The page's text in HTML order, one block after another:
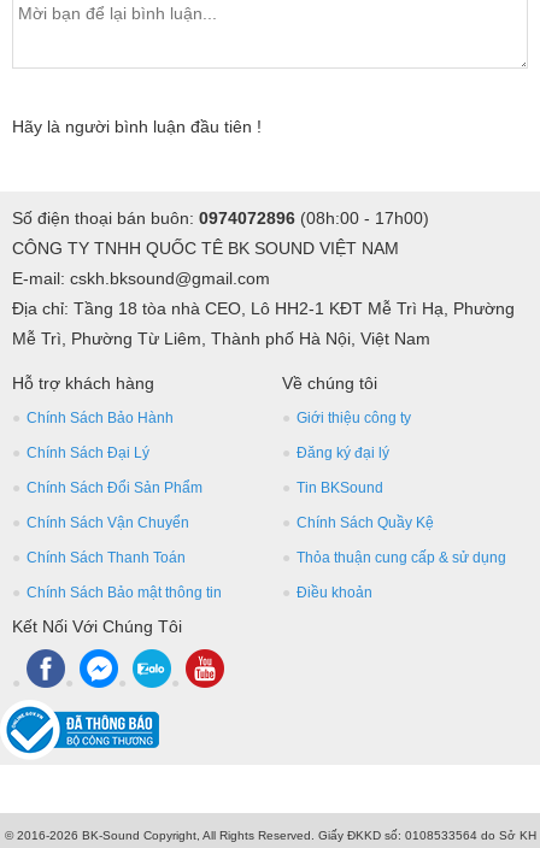
Hãy là người bình luận đầu tiên !
Số điện thoại bán buôn: 0974072896 (08h:00 - 17h00)
CÔNG TY TNHH QUỐC TÊ BK SOUND VIỆT NAM
E-mail: cskh.bksound@gmail.com
Địa chỉ: Tầng 18 tòa nhà CEO, Lô HH2-1 KĐT Mễ Trì Hạ, Phường
Mễ Trì, Phường Từ Liêm, Thành phố Hà Nội, Việt Nam
Hỗ trợ khách hàng
Chính Sách Bảo Hành
Chính Sách Đại Lý
Chính Sách Đổi Sản Phẩm
Chính Sách Vận Chuyển
Chính Sách Thanh Toán
Chính Sách Bảo mật thông tin
Về chúng tôi
Giới thiệu công ty
Đăng ký đại lý
Tin BKSound
Chính Sách Quầy Kệ
Thỏa thuận cung cấp & sử dụng
Điều khoản
Kết Nối Với Chúng Tôi
© 2016-2026 BK-Sound Copyright, All Rights Reserved. Giấy ĐKKD số: 0108533564 do Sở KH